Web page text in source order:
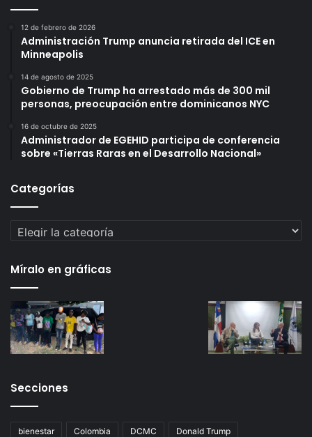
12 de febrero de 2026
Administración Trump anuncia retirada del ICE en
Minneapolis
14 de agosto de 2025
Gobierno de Trump ha arrestado más de 300 mil
personas, preocupación entre dominicanos NYC
16 de octubre de 2025
Administrador de EGEHID participa de conferencia
sobre «Tierras Raras en el Desarrollo Nacional»
Categorías
Categorías
Míralo en gráficas
Secciones
bienestar Colombia DCMC Donald Trump